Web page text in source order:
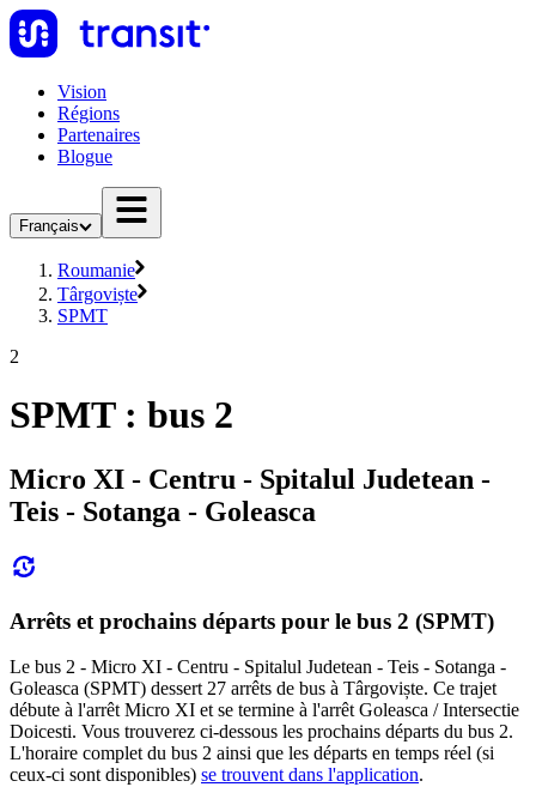
Vision
Régions
Partenaires
Blogue
Français
Roumanie
Târgoviște
SPMT
2
SPMT : bus 2
Micro XI - Centru - Spitalul Judetean -
Teis - Sotanga - Goleasca
Arrêts et prochains départs pour le bus 2 (SPMT)
Le bus 2 - Micro XI - Centru - Spitalul Judetean - Teis - Sotanga -
Goleasca (SPMT) dessert 27 arrêts de bus à Târgoviște. Ce trajet
débute à l'arrêt Micro XI et se termine à l'arrêt Goleasca / Intersectie
Doicesti. Vous trouverez ci-dessous les prochains départs du bus 2.
L'horaire complet du bus 2 ainsi que les départs en temps réel (si
ceux-ci sont disponibles) se trouvent dans l'application.